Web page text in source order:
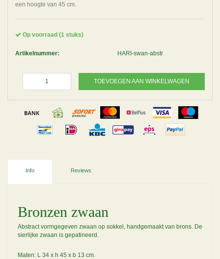
een hoogte van 45 cm.
Op voorraad (1 stuks)
Artikelnummer: HARI-swan-abstr
TOEVOEGEN AAN WINKELWAGEN
Info Reviews
Bronzen zwaan
Abstract vormgegeven zwaan op sokkel, handgemaakt van brons. De
sierlijke zwaan is gepatineerd.
Maten: L 34 x h 45 x b 13 cm.